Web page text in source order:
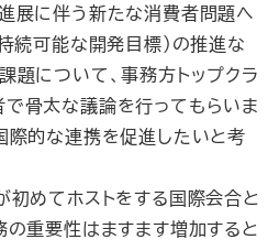
展に伴う新たな消費者問題へ
続可能な開発目標）の推進な
題について、事務方トップクラ
骨太な議論を行ってもらいま
際的な連携を促進したいと考
初めてホストをする国際会合と
の重要性はますます増加すると